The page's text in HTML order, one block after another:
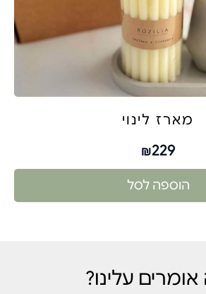
מארז לינוי
₪229
הוספה לסל
עלינו?